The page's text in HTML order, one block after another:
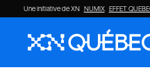
Une initiative de XN NUMIX EFFET